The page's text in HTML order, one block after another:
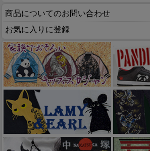
商品についてのお問い合わせ
お気に入りに登録